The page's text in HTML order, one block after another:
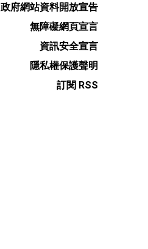
政府網站資料開放宣告
無障礙網頁宣言
資訊安全宣言
隱私權保護聲明
訂閱 RSS